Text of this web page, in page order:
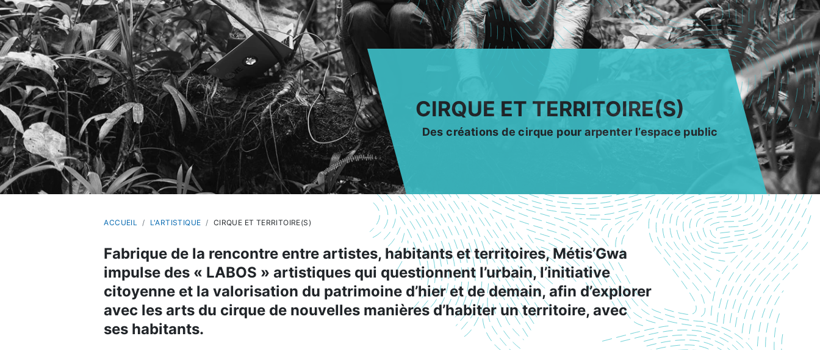
CIRQUE ET TERRITOIRE(S)
Des créations de cirque pour arpenter l’espace public
ACCUEIL L'ARTISTIQUE CIRQUE ET TERRITOIRE(S)
Fabrique de la rencontre entre artistes, habitants et territoires, Métis’Gwa
impulse des « LABOS » artistiques qui questionnent l’urbain, l’initiative
citoyenne et la valorisation du patrimoine d’hier et de demain, afin d’explorer
avec les arts du cirque de nouvelles manières d’habiter un territoire, avec
ses habitants.